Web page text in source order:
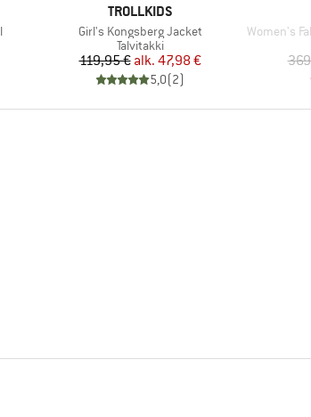
MERKKI
TROLLKIDS
Tuote
Girl's Kongsberg Jacket
Tuoteryhmä
Talvitakki
Hinta
119,95 € Alennettu hinta
alk. 47,98 €
5,0(2)
Tuote
Women's Fall